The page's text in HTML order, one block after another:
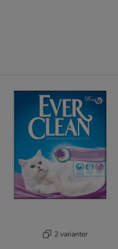
2 varianter